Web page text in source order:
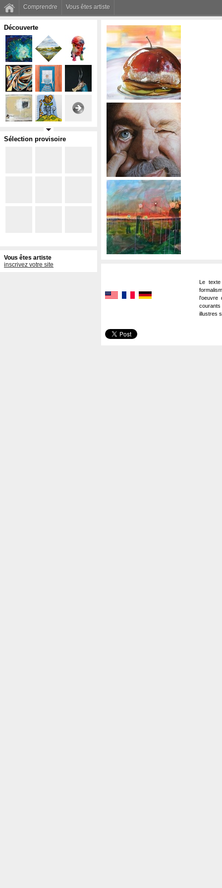
Comprendre Vous êtes artiste
Découverte
Sélection provisoire
Vous êtes artiste
inscrivez votre site
Le
l'oeuvre
illustres